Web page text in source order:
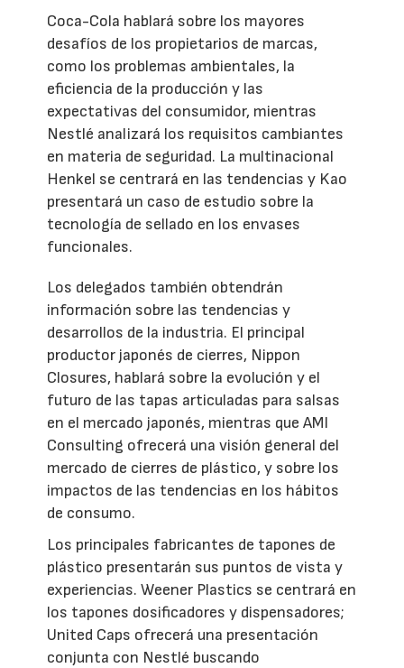
Coca-Cola hablará sobre los mayores
desafíos de los propietarios de marcas,
como los problemas ambientales, la
eficiencia de la producción y las
expectativas del consumidor, mientras
Nestlé analizará los requisitos cambiantes
en materia de seguridad. La multinacional
Henkel se centrará en las tendencias y Kao
presentará un caso de estudio sobre la
tecnología de sellado en los envases
funcionales.
Los delegados también obtendrán
información sobre las tendencias y
desarrollos de la industria. El principal
productor japonés de cierres, Nippon
Closures, hablará sobre la evolución y el
futuro de las tapas articuladas para salsas
en el mercado japonés, mientras que AMI
Consulting ofrecerá una visión general del
mercado de cierres de plástico, y sobre los
impactos de las tendencias en los hábitos
de consumo.
Los principales fabricantes de tapones de
plástico presentarán sus puntos de vista y
experiencias. Weener Plastics se centrará en
los tapones dosificadores y dispensadores;
United Caps ofrecerá una presentación
conjunta con Nestlé buscando